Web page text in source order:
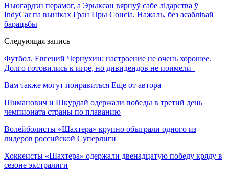
Ньюгардэн перамог, а Эрыксан вярнуў сабе лідарства ў
IndyCar па выніках Гран Пры Сонсіа. Нажаль, без асаблівай
барацьбы
Следующая запись
Футбол. Евгений Чернухин: настроение не очень хорошее.
Долго готовились к игре, но дивидендов не поимели
Вам также могут понравиться Еще от автора
Шиманович и Шкурдай одержали победы в третий день
чемпионата страны по плаванию
Волейболисты «Шахтера» крупно обыграли одного из
лидеров российской Суперлиги
Хоккеисты «Шахтера» одержали двенадцатую победу кряду в
сезоне экстралиги